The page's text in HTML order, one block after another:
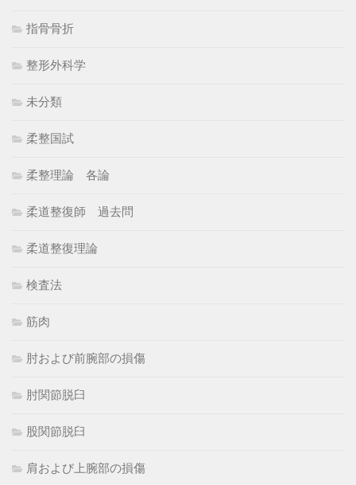
指骨骨折
整形外科学
未分類
柔整国試
柔整理論 各論
柔道整復師 過去問
柔道整復理論
検査法
筋肉
肘および前腕部の損傷
肘関節脱臼
股関節脱臼
肩および上腕部の損傷